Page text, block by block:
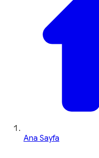
Ana Sayfa